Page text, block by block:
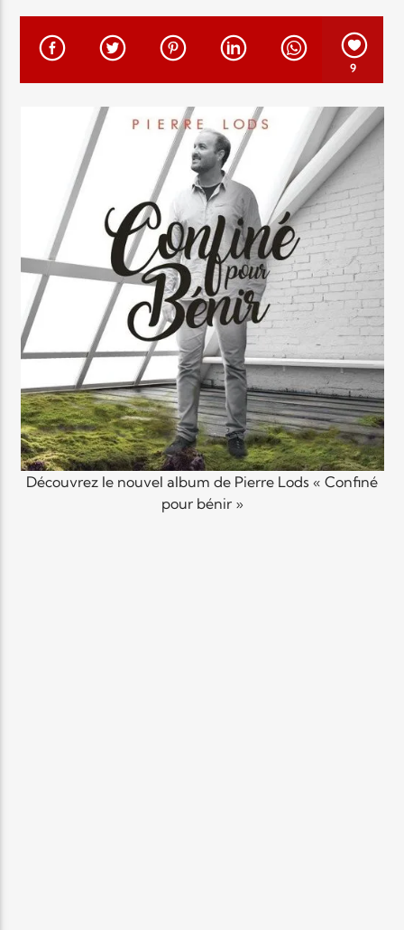
TITRE
ARTISTE
Radio Elyon
Elyon Rhema
Elyon Hits
Elyon Live
9
Découvrez le nouvel album de Pierre Lods « Confiné
pour bénir »